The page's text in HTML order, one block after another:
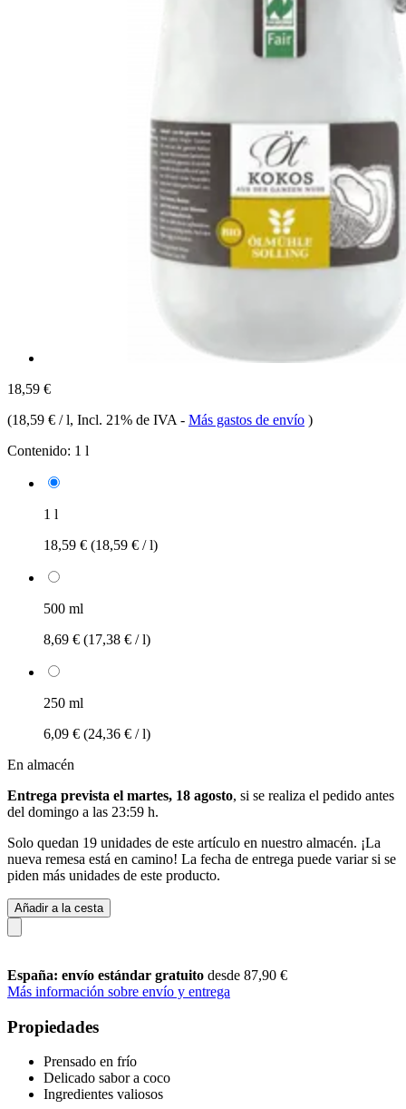
18,59 €
(18,59 € / l, Incl. 21% de IVA - Más gastos de envío )
Contenido: 1 l
1 l
18,59 € (18,59 € / l)
500 ml
8,69 € (17,38 € / l)
250 ml
6,09 € (24,36 € / l)
En almacén
Entrega prevista el martes, 18 agosto, si se realiza el pedido antes
del domingo a las 23:59 h.
Solo quedan 19 unidades de este artículo en nuestro almacén. ¡La
nueva remesa está en camino! La fecha de entrega puede variar si se
piden más unidades de este producto.
Añadir a la cesta
España: envío estándar gratuito desde 87,90 €
Más información sobre envío y entrega
Propiedades
Prensado en frío
Delicado sabor a coco
Ingredientes valiosos